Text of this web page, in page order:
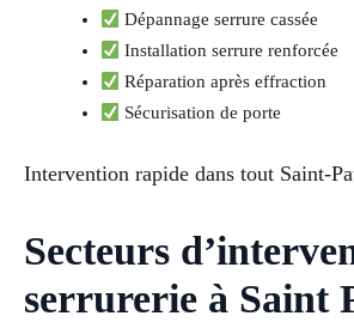
Dépannage serrure cassée
Installation serrure renforcée
Réparation après effraction
Sécurisation de porte
Intervention rapide dans tout Saint-
Secteurs
serrurerie à Saint